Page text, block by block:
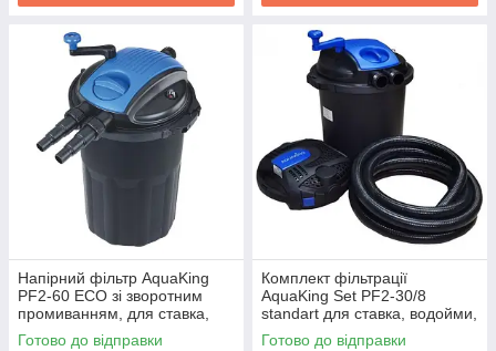
Напірний фільтр AquaKing
PF2-60 ECO зі зворотним
промиванням, для ставка,
водоспаду, водойми, каскаду
Готово до відправки
Комплект фільтрації
AquaKing Set PF2-30/8
standart для ставка, водойми,
водоспаду, каскаду
Готово до відправки